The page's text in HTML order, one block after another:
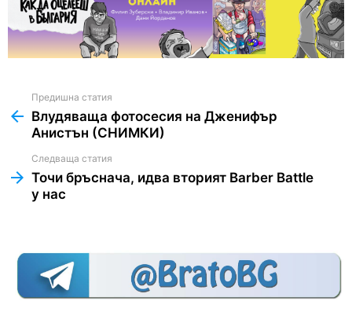
more
Предишна статия
Влудяваща фотосесия на Дженифър
Анистън (СНИМКИ)
Следваща статия
Точи бръснача, идва вторият Barber Battle
у нас